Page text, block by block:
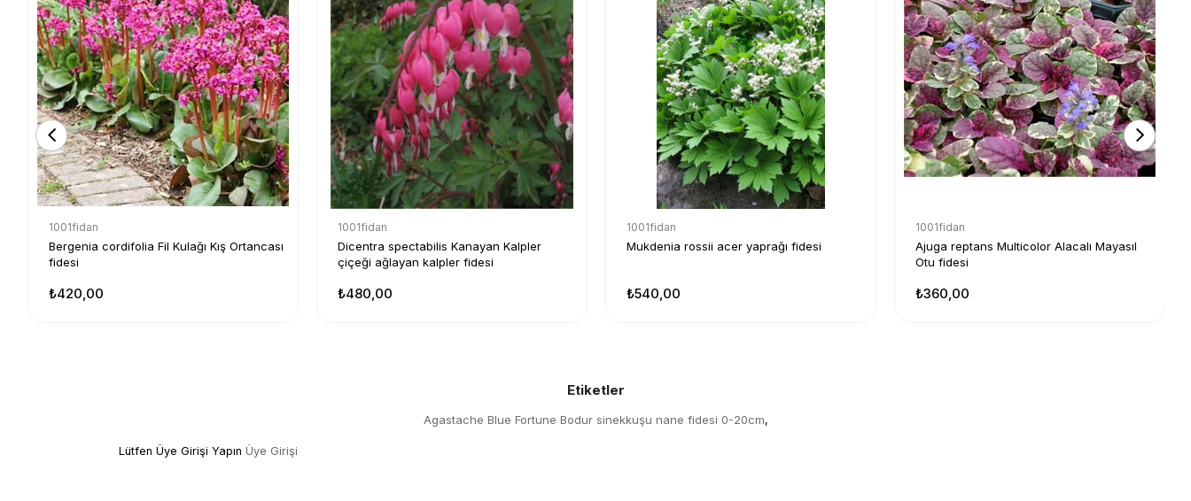
1001fidan
Bergenia cordifolia Fil Kulağı Kış Ortancası
fidesi
₺420,00
1001fidan
Dicentra spectabilis Kanayan Kalpler
çiçeği ağlayan kalpler fidesi
₺480,00
1001fidan
Mukdenia rossii acer yaprağı fidesi
₺540,00
1001fidan
Ajuga reptans Multicolor Alacalı Mayasıl
Otu fidesi
₺360,00
Etiketler
Agastache Blue Fortune Bodur sinekkuşu nane fidesi 0-20cm,
Lütfen Üye Girişi Yapın Üye Girişi